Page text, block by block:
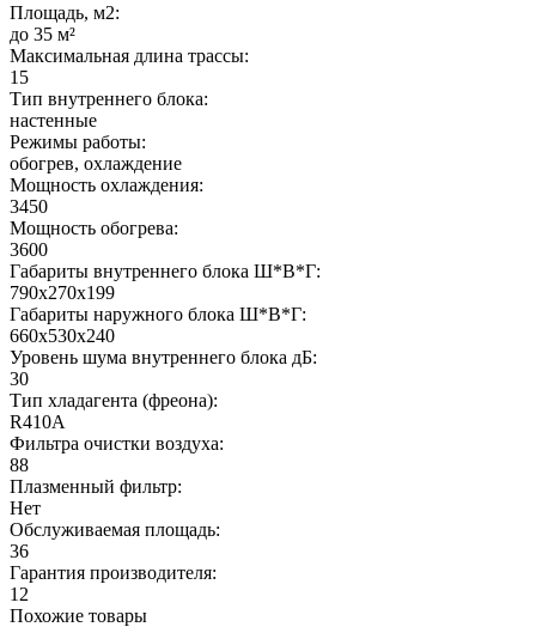
Площадь, м2:
до 35 м²
Максимальная длина трассы:
15
Тип внутреннего блока:
настенные
Режимы работы:
обогрев, охлаждение
Мощность охлаждения:
3450
Мощность обогрева:
3600
Габариты внутреннего блока Ш*В*Г:
790x270x199
Габариты наружного блока Ш*В*Г:
660x530x240
Уровень шума внутреннего блока дБ:
30
Тип хладагента (фреона):
R410A
Фильтра очистки воздуха:
88
Плазменный фильтр:
Нет
Обслуживаемая площадь:
36
Гарантия производителя:
12
Похожие товары